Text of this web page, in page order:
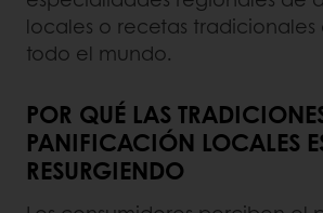
locales o recetas
todo el mundo.
POR QUÉ LAS
PANIFICACIÓN LOCALES
RESURGIENDO